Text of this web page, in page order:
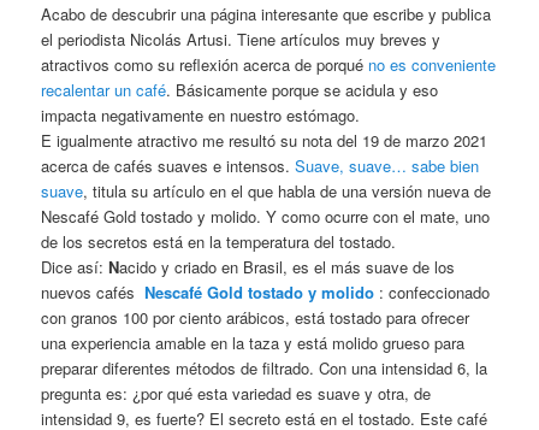
Acabo de descubrir una página interesante que escribe y publica
el periodista Nicolás Artusi. Tiene artículos muy breves y
atractivos como su reflexión acerca de porqué no es conveniente
recalentar un café. Básicamente porque se acidula y eso
impacta negativamente en nuestro estómago.
E igualmente atractivo me resultó su nota del 19 de marzo 2021
acerca de cafés suaves e intensos.Suave, suave… sabe bien
suave, titula su artículo en el que habla de una versión nueva de
Nescafé Gold tostado y molido. Y como ocurre con el mate, uno
de los secretos está en la temperatura del tostado.
Dice así:Nacido y criado en Brasil, es el más suave de los
nuevos cafésNescafé Gold tostado y molido : confeccionado
con granos 100 por ciento arábicos, está tostado para ofrecer
una experiencia amable en la taza y está molido grueso para
preparar diferentes métodos de filtrado. Con una intensidad 6, la
pregunta es: ¿por qué esta variedad es suave y otra, de
intensidad 9, es fuerte? El secreto está en el tostado. Este café